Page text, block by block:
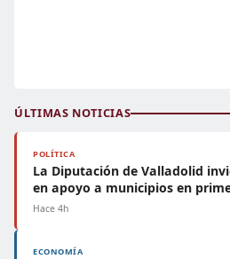
ÚLTIMAS NOTICIAS
POLÍTICA
La Diputación de Valladolid
en apoyo a municipios en
Hace 4h
ECONOMÍA